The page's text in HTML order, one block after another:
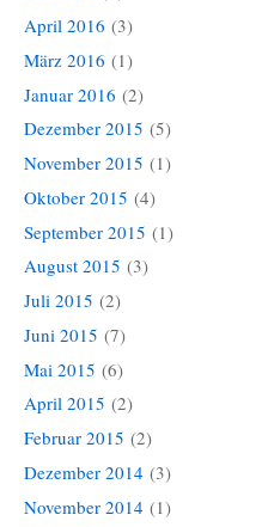
April 2016 (3)
März 2016 (1)
Januar 2016 (2)
Dezember 2015 (5)
November 2015 (1)
Oktober 2015 (4)
September 2015 (1)
August 2015 (3)
Juli 2015 (2)
Juni 2015 (7)
Mai 2015 (6)
April 2015 (2)
Februar 2015 (2)
Dezember 2014 (3)
November 2014 (1)